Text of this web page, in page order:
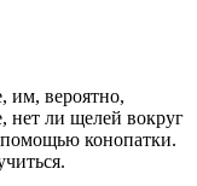
им, вероятно,
нет ли щелей вокруг
конопатки.